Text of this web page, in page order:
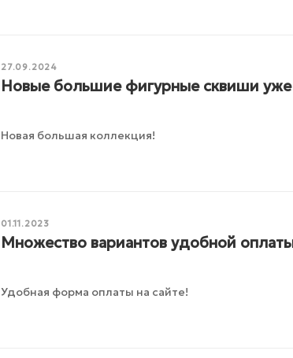
27.09.2024
Новые большие фигурные сквиши
Новая большая коллекция!
01.11.2023
Множество вариантов удобной
Удобная форма оплаты на сайте!